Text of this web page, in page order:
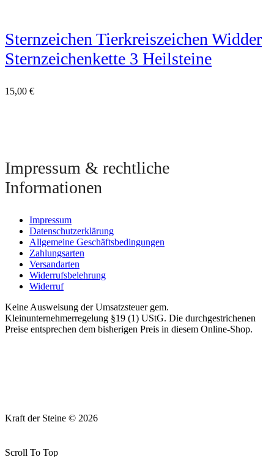
Sternzeichen Tierkreiszeichen Widder
Sternzeichenkette 3 Heilsteine
15,00 €
Impressum & rechtliche
Informationen
Impressum
Datenschutzerklärung
Allgemeine Geschäftsbedingungen
Zahlungsarten
Versandarten
Widerrufsbelehrung
Widerruf
Keine Ausweisung der Umsatzsteuer gem.
Kleinunternehmerregelung §19 (1) UStG. Die durchgestrichenen
Preise entsprechen dem bisherigen Preis in diesem Online-Shop.
Kraft der Steine © 2026
Scroll To Top